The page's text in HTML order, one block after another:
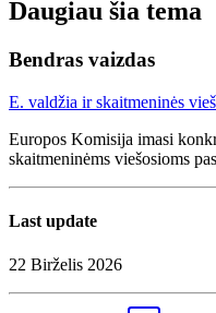
Daugiau šia tema
Bendras vaizdas
E. valdžia ir skaitmeninės
Europos Komisija imasi
skaitmeninėms viešosioms
Last update
22 Birželis 2026